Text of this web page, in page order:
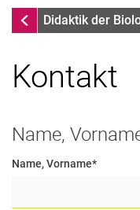
Lehr-Lern-Labor
Didaktik der
Kontakt
Name,
Name, Vorname*